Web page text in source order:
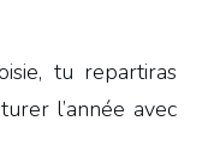
tu repartiras
l’année avec